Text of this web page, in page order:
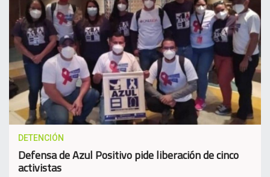
DETENCIÓN
Defensa de Azul Positivo pide liberación de cinco
activistas